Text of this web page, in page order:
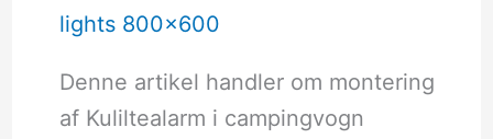
Denne artikel handler om montering
af Kuliltealarm i campingvogn